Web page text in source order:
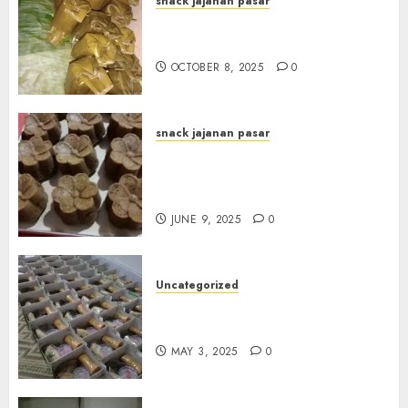
OCTOBER 8, 2025 0
snack jajanan pasar
JUNE 9, 2025 0
Uncategorized
MAY 3, 2025 0